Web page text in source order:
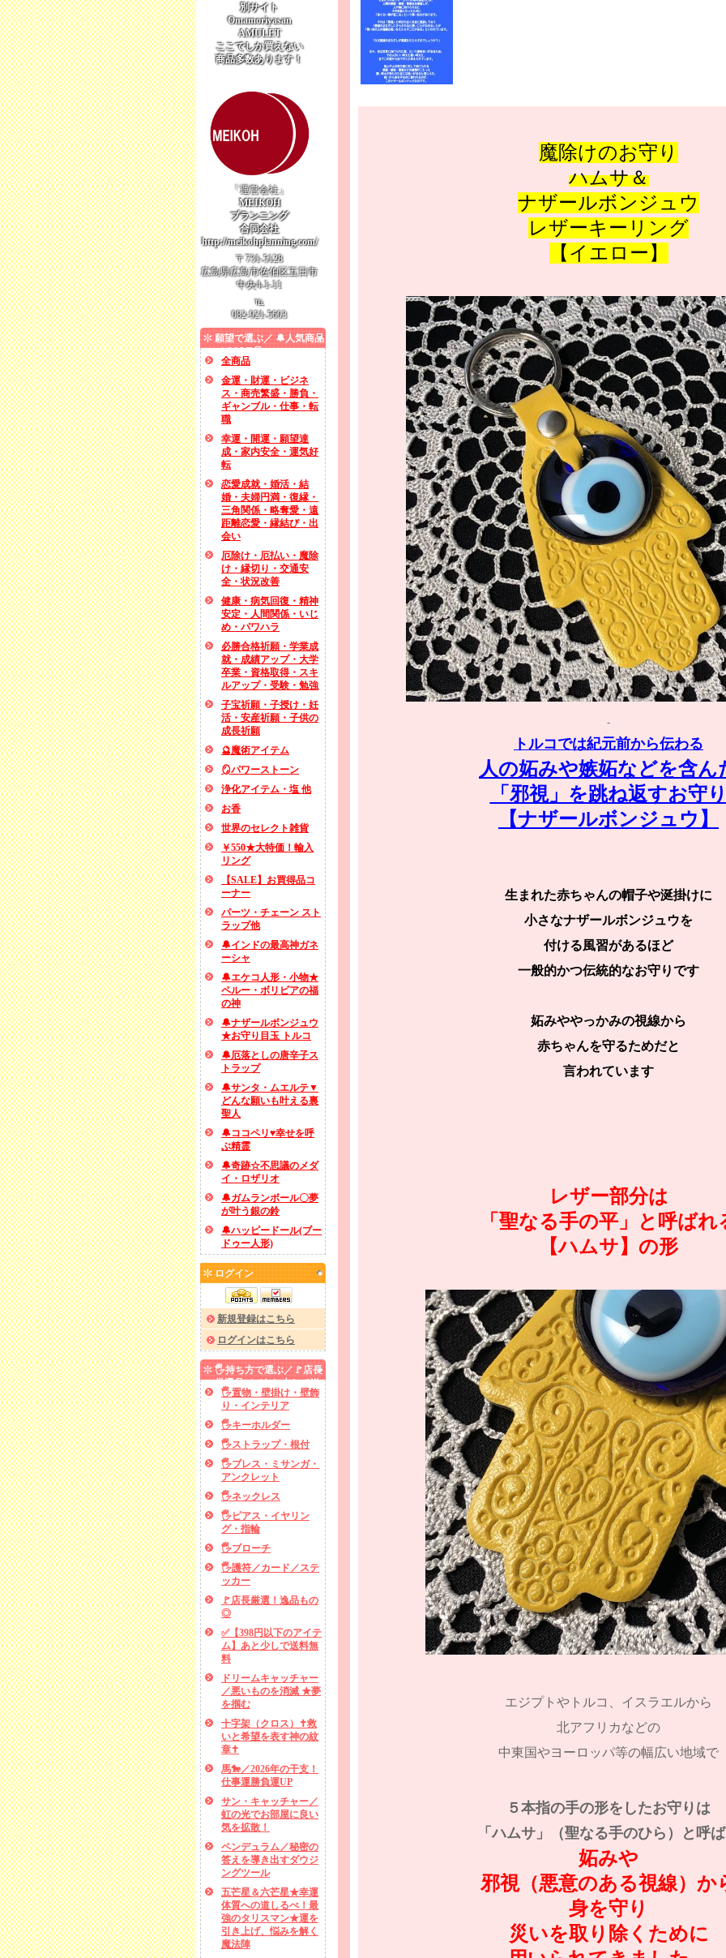
別サイト
Omamoriyasan
AMULET
ここでしか買えない
商品多数あります！
「運営会社」
MEIKOH
プランニング
合同会社
http://meikohplanning.com/
〒731-5128
広島県広島市佐伯区五日市
中央4-1-11
℡
082-921-5603
願望で選ぶ／ 🔔人気商品
／ SALE品
全商品
金運・財運・ビジネ
ス・商売繁盛・勝負・
ギャンブル・仕事・転
職
幸運・開運・願望達
成・家内安全・運気好
転
恋愛成就・婚活・結
婚・夫婦円満・復縁・
三角関係・略奪愛・遠
距離恋愛・縁結び・出
会い
厄除け・厄払い・魔除
け・縁切り・交通安
全・状況改善
健康・病気回復・精神
安定・人間関係・いじ
め・パワハラ
必勝合格祈願・学業成
就・成績アップ・大学
卒業・資格取得・スキ
ルアップ・受験・勉強
子宝祈願・子授け・妊
活・安産祈願・子供の
成長祈願
🔮魔術アイテム
🪞パワーストーン
浄化アイテム・塩 他
お香
世界のセレクト雑貨
￥550★大特価！輸入
リング
【SALE】お買得品コ
ーナー
パーツ・チェーン スト
ラップ他
🔔インドの最高神ガネ
ーシャ
🔔エケコ人形・小物★
ペルー・ボリビアの福
の神
🔔ナザールボンジュウ
★お守り目玉 トルコ
🔔厄落としの唐辛子ス
トラップ
🔔サンタ・ムエルテ▼
どんな願いも叶える裏
聖人
🔔ココペリ♥幸せを呼
ぶ精霊
🔔奇跡☆不思議のメダ
イ・ロザリオ
🔔ガムランボール〇夢
が叶う銀の鈴
🔔ハッピードール(ブー
ドゥー人形)
ログイン
新規登録はこちら
ログインはこちら
🖐️持ち方で選ぶ／🚩店長
厳選品／✅あと少しで送
料無料
🖐️置物・壁掛け・壁飾
り・インテリア
🖐️キーホルダー
🖐️ストラップ・根付
🖐️ブレス・ミサンガ・
アンクレット
🖐️ネックレス
🖐️ピアス・イヤリン
グ・指輪
🖐️ブローチ
🖐️護符／カード／ステ
ッカー
🚩店長厳選！逸品もの
◎
✅【398円以下のアイテ
ム】あと少しで送料無
料
ドリームキャッチャー
／悪いものを消滅 ★夢
を掴む
十字架（クロス）✝救
いと希望を表す神の紋
章✝
馬🐎／2026年の干支！
仕事運勝負運UP
サン・キャッチャー／
虹の光でお部屋に良い
気を拡散！
ペンデュラム／秘密の
答えを導き出すダウジ
ングツール
五芒星＆六芒星★幸運
体質への道しるべ！最
強のタリスマン★運を
引き上げ、悩みを解く
魔法陣
魔除けのお守り
ハムサ＆
ナザールボンジュウ
レザーキーリング
【イエロー】
トルコでは紀元前から伝わる
人の妬みや嫉妬などを含ん
「邪視」を跳ね返すお守
【ナザールボンジュウ】
生まれた赤ちゃんの帽子や涎掛けに
小さなナザールボンジュウを
付ける風習があるほど
一般的かつ伝統的なお守りです
妬みややっかみの視線から
赤ちゃんを守るためだと
言われています
レザー部分は
「聖なる手の平」と呼ばれ
【ハムサ】の形
エジプトやトルコ、イスラエルから
北アフリカなどの
中東国やヨーロッパ等の幅広い地域で
５本指の手の形をしたお守りは
「ハムサ」（聖なる手のひら）と呼
妬みや
邪視（悪意のある視線）か
身を守り
災いを取り除くために